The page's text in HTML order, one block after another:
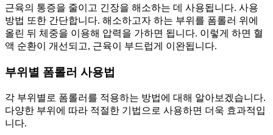
근육의 통증을 줄이고 긴장을 해소하는 데 사용됩니다. 사용
방법 또한 간단합니다. 해소하고자 하는 부위를 폼롤러 위에
올린 뒤 체중을 이용해 압력을 가하면 됩니다. 이렇게 하면 혈
액 순환이 개선되고, 근육이 부드럽게 이완됩니다.
부위별 폼롤러 사용법
각 부위별로 폼롤러를 적용하는 방법에 대해 알아보겠습니다.
다양한 부위에 따라 적절한 기법으로 사용하면 더욱 효과적입
니다.